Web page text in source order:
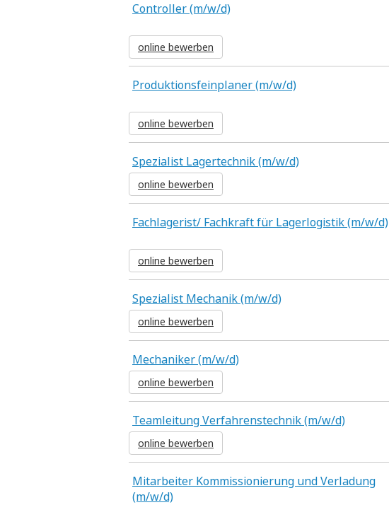
Controller (m/w/d)
online bewerben
Produktionsfeinplaner (m/w/d)
online bewerben
Spezialist Lagertechnik (m/w/d)
online bewerben
Fachlagerist/ Fachkraft für Lagerlogistik (m/w/d)
online bewerben
Spezialist Mechanik (m/w/d)
online bewerben
Mechaniker (m/w/d)
online bewerben
Teamleitung Verfahrenstechnik (m/w/d)
online bewerben
Mitarbeiter Kommissionierung und Verladung
(m/w/d)